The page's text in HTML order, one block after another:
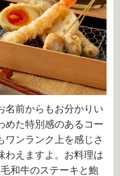
名前からもお分かりい
めた特別感のあるコー
ワンランク上を感じさ
わえますよ。お料理は
和牛のステーキと鮑